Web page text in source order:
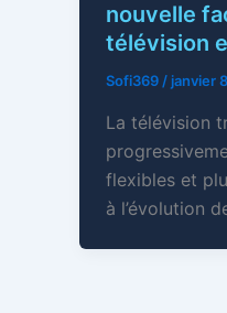
nouvelle
télévision
Sofi369 / janvier
La télévision
flexibles et
à l’évolution